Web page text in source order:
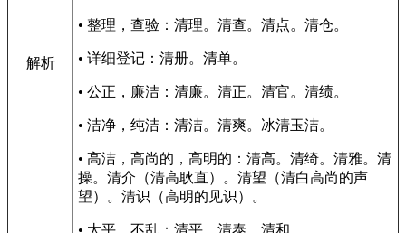
解析
• 整理，查验：清理。清查。清点。清仓。
• 详细登记：清册。清单。
• 公正，廉洁：清廉。清正。清官。清绩。
• 洁净，纯洁：清洁。清爽。冰清玉洁。
• 高洁，高尚的，高明的：清高。清绮。清雅。清
操。清介（清高耿直）。清望（清白高尚的声
望）。清识（高明的见识）。
• 太平，不乱：清平。清泰。清和。